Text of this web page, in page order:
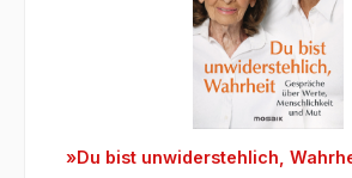
»Du bist unwiderstehlich,